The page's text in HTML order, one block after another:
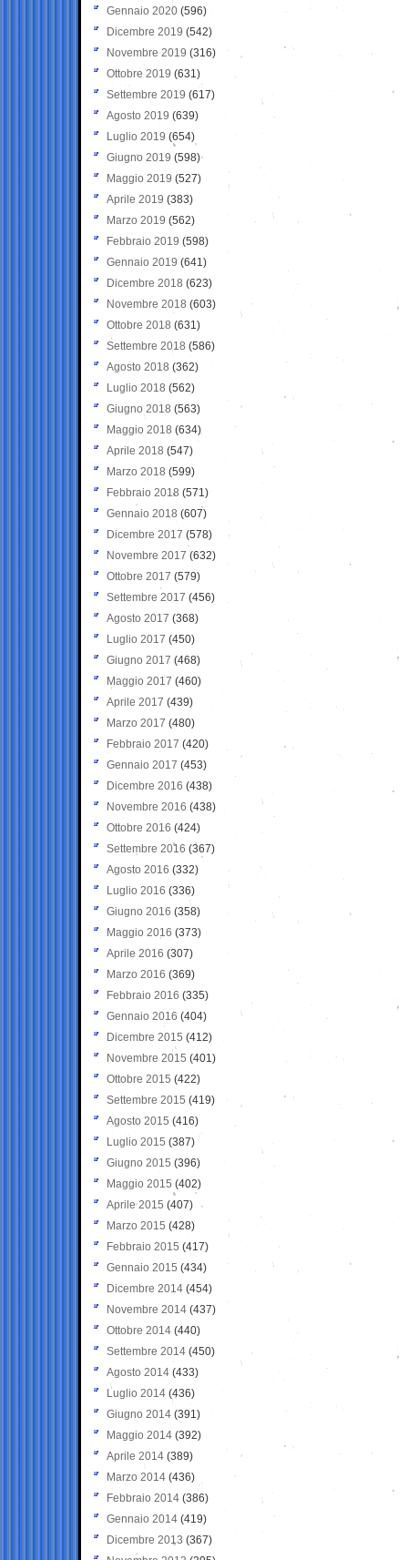
Gennaio 2020 (596)
Dicembre 2019 (542)
Novembre 2019 (316)
Ottobre 2019 (631)
Settembre 2019 (617)
Agosto 2019 (639)
Luglio 2019 (654)
Giugno 2019 (598)
Maggio 2019 (527)
Aprile 2019 (383)
Marzo 2019 (562)
Febbraio 2019 (598)
Gennaio 2019 (641)
Dicembre 2018 (623)
Novembre 2018 (603)
Ottobre 2018 (631)
Settembre 2018 (586)
Agosto 2018 (362)
Luglio 2018 (562)
Giugno 2018 (563)
Maggio 2018 (634)
Aprile 2018 (547)
Marzo 2018 (599)
Febbraio 2018 (571)
Gennaio 2018 (607)
Dicembre 2017 (578)
Novembre 2017 (632)
Ottobre 2017 (579)
Settembre 2017 (456)
Agosto 2017 (368)
Luglio 2017 (450)
Giugno 2017 (468)
Maggio 2017 (460)
Aprile 2017 (439)
Marzo 2017 (480)
Febbraio 2017 (420)
Gennaio 2017 (453)
Dicembre 2016 (438)
Novembre 2016 (438)
Ottobre 2016 (424)
Settembre 2016 (367)
Agosto 2016 (332)
Luglio 2016 (336)
Giugno 2016 (358)
Maggio 2016 (373)
Aprile 2016 (307)
Marzo 2016 (369)
Febbraio 2016 (335)
Gennaio 2016 (404)
Dicembre 2015 (412)
Novembre 2015 (401)
Ottobre 2015 (422)
Settembre 2015 (419)
Agosto 2015 (416)
Luglio 2015 (387)
Giugno 2015 (396)
Maggio 2015 (402)
Aprile 2015 (407)
Marzo 2015 (428)
Febbraio 2015 (417)
Gennaio 2015 (434)
Dicembre 2014 (454)
Novembre 2014 (437)
Ottobre 2014 (440)
Settembre 2014 (450)
Agosto 2014 (433)
Luglio 2014 (436)
Giugno 2014 (391)
Maggio 2014 (392)
Aprile 2014 (389)
Marzo 2014 (436)
Febbraio 2014 (386)
Gennaio 2014 (419)
Dicembre 2013 (367)